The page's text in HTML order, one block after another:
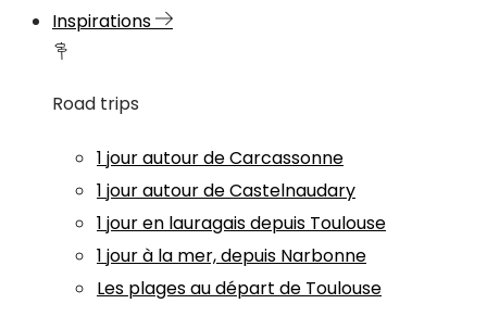
Inspirations
Road trips
1 jour autour de Carcassonne
1 jour autour de Castelnaudary
1 jour en lauragais depuis Toulouse
1 jour à la mer, depuis Narbonne
Les plages au départ de Toulouse